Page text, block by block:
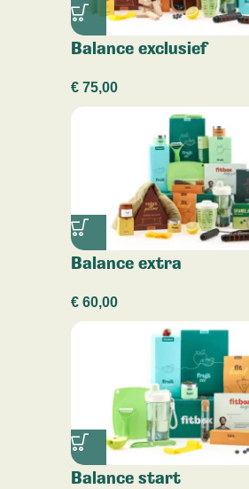
Balance exclusief
€ 75,00
Balance extra
€ 60,00
Balance start